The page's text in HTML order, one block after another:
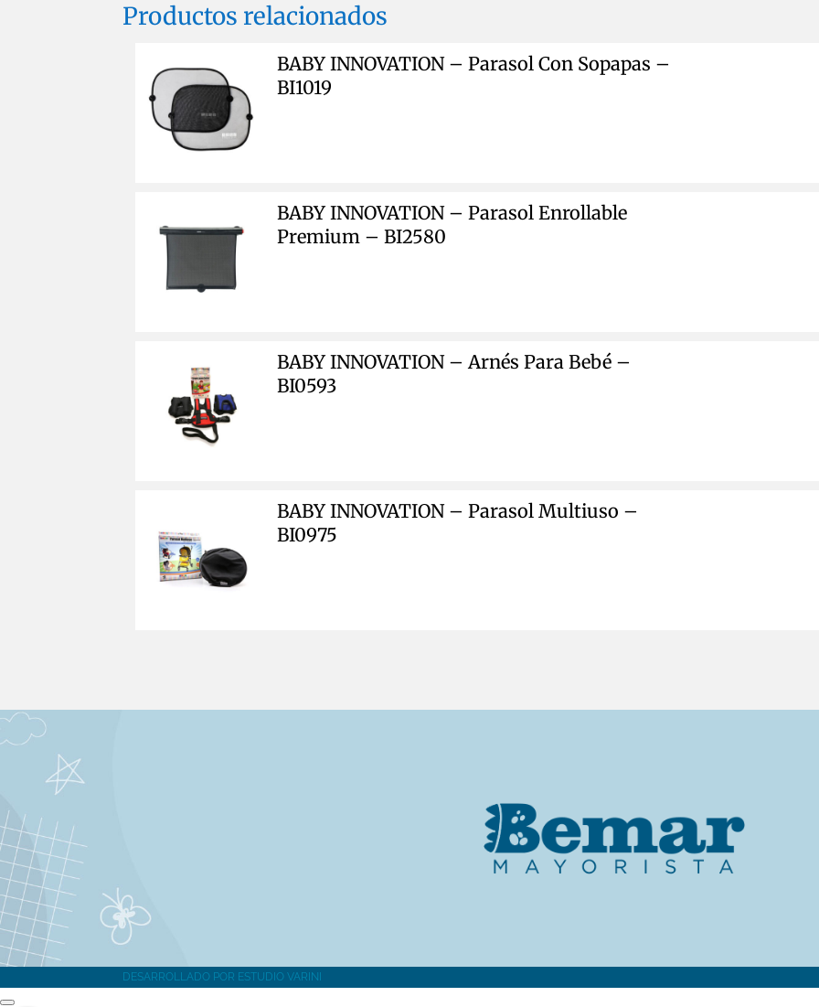
Productos relacionados
BABY INNOVATION – Parasol Con Sopapas –
BI1019
BABY INNOVATION – Parasol Enrollable
Premium – BI2580
BABY INNOVATION – Arnés Para Bebé –
BI0593
BABY INNOVATION – Parasol Multiuso –
BI0975
DESARROLLADO POR ESTUDIO VARINI